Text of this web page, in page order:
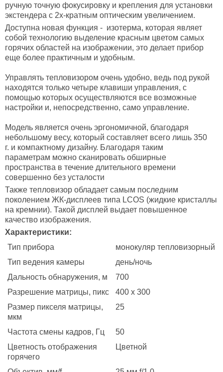
ручную точную фокусировку и крепления для установки
экстендера с 2х-кратным оптическим увеличением.
Доступна новая функция - изотерма, которая являет
собой технологию выделение красным цветом самых
горячих областей на изображении, это делает прибор
еще более практичным и удобным.
Управлять тепловизором очень удобно, ведь под рукой
находятся только четыре клавиши управления, с
помощью которых осуществляются все возможные
настройки и, непосредственно, само управление.
Модель является очень эргономичной, благодаря
небольшому весу, который составляет всего лишь 350
г. и компактному дизайну. Благодаря таким
параметрам можно сканировать обширные
пространства в течение длительного времени
совершенно без усталости
Также тепловизор обладает самым последним
поколением ЖК-дисплеев типа LCOS (жидкие кристаллы
на кремнии). Такой дисплей выдает повышенное
качество изображения.
Характеристики:
Тип прибора
монокуляр тепловизорный
Тип ведения камеры
день/ночь
Дальность обнаружения, м
700
Разрешение матрицы, пикс
400 x 300
Размер пикселя матрицы,
мкм
25
Частота смены кадров, Гц
50
Цветность отображения
горячего
Цветной